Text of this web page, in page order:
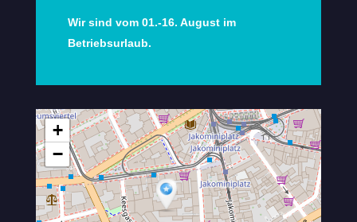
Wir sind vom 01.-16. August im
Betriebsurlaub.
+
−